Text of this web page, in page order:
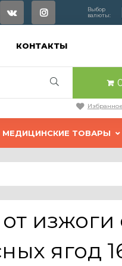
Выбор
валюты:
КОНТАКТЫ
МЕДИЦИНСКИЕ ТОВАРЫ
изжоги
ягод